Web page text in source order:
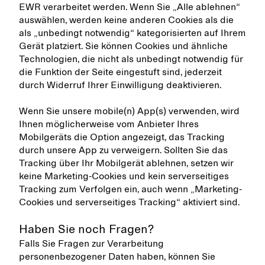
EWR verarbeitet werden. Wenn Sie „Alle ablehnen“
auswählen, werden keine anderen Cookies als die
als „unbedingt notwendig“ kategorisierten auf Ihrem
Gerät platziert. Sie können Cookies und ähnliche
Technologien, die nicht als unbedingt notwendig für
die Funktion der Seite eingestuft sind, jederzeit
durch Widerruf Ihrer Einwilligung deaktivieren.
Wenn Sie unsere mobile(n) App(s) verwenden, wird
Ihnen möglicherweise vom Anbieter Ihres
Mobilgeräts die Option angezeigt, das Tracking
durch unsere App zu verweigern. Sollten Sie das
Tracking über Ihr Mobilgerät ablehnen, setzen wir
keine Marketing-Cookies und kein serverseitiges
Tracking zum Verfolgen ein, auch wenn „Marketing-
Cookies und serverseitiges Tracking“ aktiviert sind.
Haben Sie noch Fragen?
Falls Sie Fragen zur Verarbeitung
personenbezogener Daten haben, können Sie